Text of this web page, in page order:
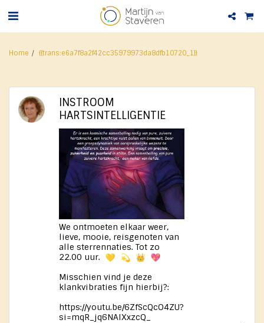
Home {{trans:e6a7f8a2f42cc35979973da8dfb10720_1}}
INSTROOM
HARTSINTELLIGENTIE
We ontmoeten elkaar weer,
lieve, mooie, reisgenoten van
alle sterrennaties. Tot zo
22.00 uur.
Misschien vind je deze
klankvibraties fijn hierbij?:
https://youtu.be/6ZfScQcO4ZU?
si=mqR_jq6NAIXxzcQ_